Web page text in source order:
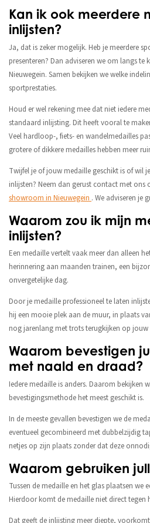
Kan ik ook meerdere
inlijsten?
Ja, dat is zeker mogelijk. Heb je meerdere
presenteren? Dan adviseren we om langs
Nieuwegein. Samen bekijken we welke
sportprestaties.
Houd er wel rekening mee dat niet iedere
standaard inlijsting. Dit heeft vooral te
Veel hardloop-, fiets- en wandelmedailles
grotere of dikkere medailles hebben meer
Twijfel je of jouw medaille geschikt is of wil
inlijsten? Neem dan gerust contact met
showroom in Nieuwegein . We adviseren je
Waarom zou ik mijn
inlijsten?
Een medaille vertelt vaak meer dan alleen
herinnering aan maanden trainen, een
onvergetelijke dag.
Door je medaille professioneel te laten
hij een mooie plek aan de muur, in plaats
nog jarenlang met trots terugkijken op jouw
Waarom bevestigen
met naald en draad?
Iedere medaille is anders. Daarom bekijken
bevestigingsmethode het meest geschikt is.
In de meeste gevallen bevestigen we de
eventueel gecombineerd met dubbelzijdig
netjes op zijn plaats zonder dat deze
Waarom gebruiken
Tussen de medaille en het glas plaatsen we
Hierdoor komt de medaille niet direct tegen
Dat geeft de inlijsting meer diepte,